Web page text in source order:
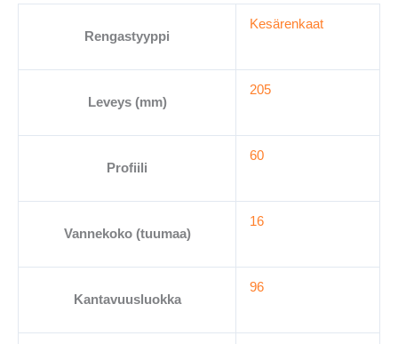
Rengastyyppi
Kesärenkaat
Leveys (mm)
205
Profiili
60
Vannekoko (tuumaa)
16
Kantavuusluokka
96